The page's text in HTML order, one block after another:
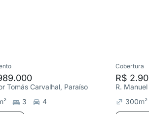
Tomás Carvalhal, Paraíso
3 4
Cobertura
R$
R.
300m²